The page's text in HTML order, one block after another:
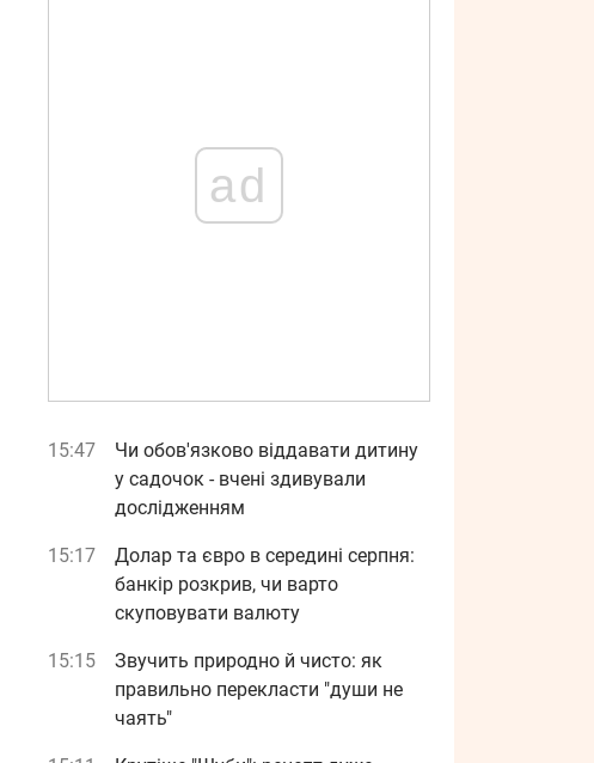
ad
15:47
Чи обов'язково віддавати дитину
у садочок - вчені здивували
дослідженням
15:17
Долар та євро в середині серпня:
банкір розкрив, чи варто
скуповувати валюту
15:15
Звучить природно й чисто: як
правильно перекласти "души не
чаять"